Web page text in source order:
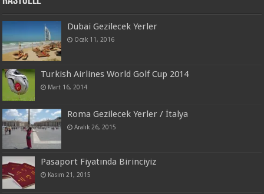
Dubai Gezilecek Yerler
Ocak 11, 2016
Turkish Airlines World Golf Cup 2014
Mart 16, 2014
Roma Gezilecek Yerler / İtalya
Aralık 26, 2015
Pasaport Fiyatında Birinciyiz
Kasım 21, 2015